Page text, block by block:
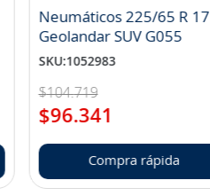
Neumáticos 225/65 R 17
Geolandar SUV G055
SKU:1052983
$104.719
$96.341
Compra rápida